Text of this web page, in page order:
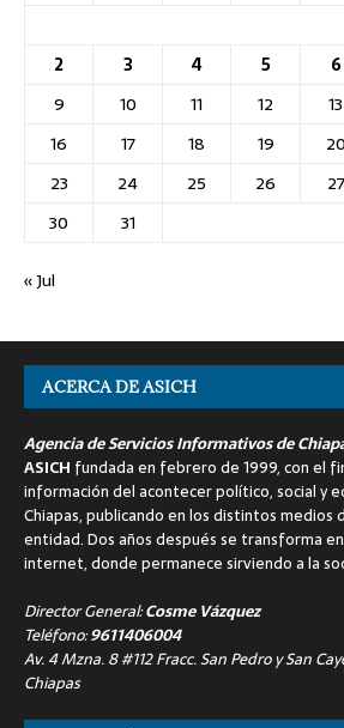
2
3 4 5 6
9
10 11 12 13
16
17 18 19 20
23
24 25 26 27
30
31
« Jul
ACERCA DE ASICH
Agencia de Servicios Informativos de
ASICH fundada en febrero de 1999, con el
información del acontecer político, social y
Chiapas, publicando en los distintos medios
entidad. Dos años después se transforma
internet, donde permanece sirviendo a la
Director General:Cosme Vázquez
Teléfono:9611406004
Av. 4 Mzna. 8 #112 Fracc. San Pedro y San
Chiapas